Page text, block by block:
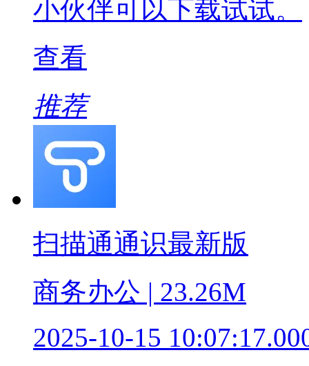
小伙伴可以下载试试。
查看
推荐
扫描通通识最新版
商务办公 | 23.26M
2025-10-15